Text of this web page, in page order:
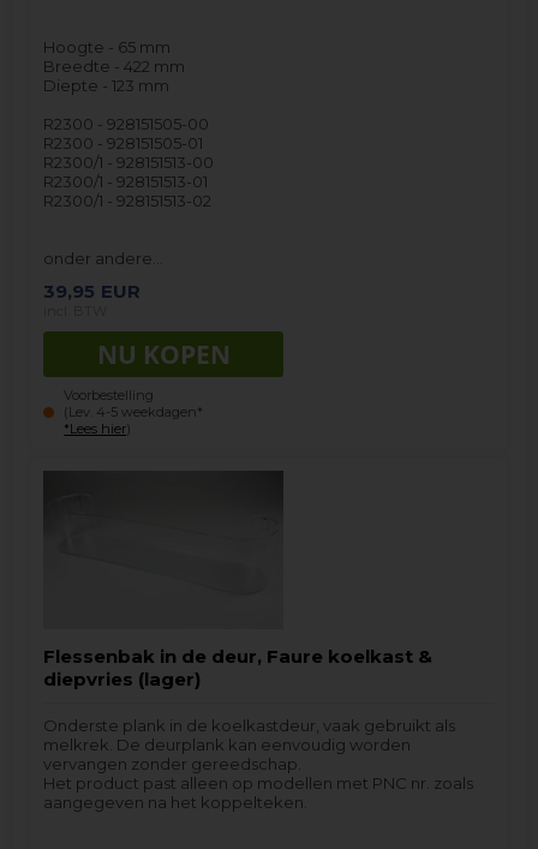
Hoogte - 65 mm
Breedte - 422 mm
Diepte - 123 mm
R2300 - 928151505-00
R2300 - 928151505-01
R2300/1 - 928151513-00
R2300/1 - 928151513-01
R2300/1 - 928151513-02
onder andere…
39,95 EUR
Voorbestelling
(Lev. 4-5 weekdagen*
*Lees hier)
Flessenbak in de deur, Faure koelkast &
diepvries (lager)
Onderste plank in de koelkastdeur, vaak gebruikt als
melkrek. De deurplank kan eenvoudig worden
vervangen zonder gereedschap.
Het product past alleen op modellen met PNC nr. zoals
aangegeven na het koppelteken.